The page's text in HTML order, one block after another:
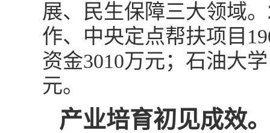
展、民生保障三大领域
作、中央定点帮扶项目
资金3010万元；石油大
元。
产业培育初见成效。